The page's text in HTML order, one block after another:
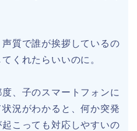
声質で誰が挨拶しているの
くれたらいいのに。
、子のスマートフォンに
況がわかると、何か突発
起こっても対応しやすいの